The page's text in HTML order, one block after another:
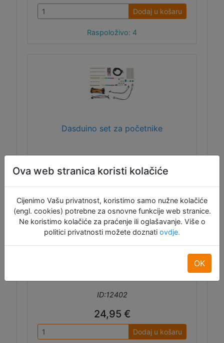
Dodaj u košaru
Raspoloživo: 4
Dasduino set za početnike
Dasduino set za početnike je kompletan
sustav za učenje programiranja i osnovnih
mogućnosti programirati svijet i elektroničke
uređaje oko Vas, a naučit ćete programirati
Dasduino u C programskom jeziku, spajati
elektroničke komponente i osnovne stvari u
vezi njih.
ID:12402
24,95 €
Dodaj u košaru
Ova web stranica koristi kolačiće
Cijenimo Vašu privatnost, koristimo samo nužne kolačiće
(engl. cookies) potrebne za osnovne funkcije web stranice.
Ne koristimo kolačiće za praćenje ili oglašavanje. Više o
politici privatnosti možete doznati ovdje.
OK